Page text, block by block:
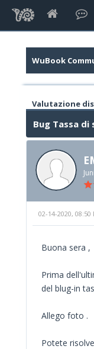
WuBook
Valutazione
Bug Tassa
02-14-2020, 08:50
Buona sera ,
Prima
del blug-in
Allego foto .
Potete